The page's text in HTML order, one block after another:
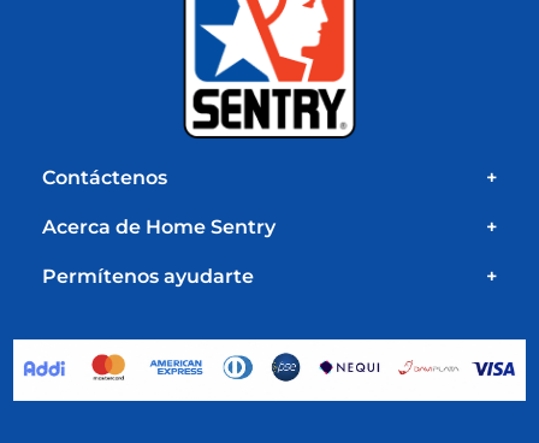
Contáctenos +
Acerca de Home Sentry +
Permítenos ayudarte +